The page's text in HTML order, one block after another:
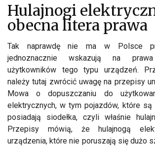
Hulajnogi
obecna litera prawa
Tak naprawdę nie ma w Polsce
jednoznacznie wskazują na
użytkowników tego typu urządzeń.
należy tutaj zwrócić uwagę na przepisy
Mowa o dopuszczaniu do
elektrycznych, w tym pojazdów, które
posiadają siodełka, czyli właśnie
Przepisy mówią, że hulajnogą
urządzenia, które nie poruszają się dużo